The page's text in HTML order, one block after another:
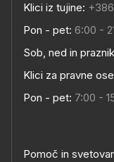
Klici iz tujine:
Pon - pet: 6:00 -
Sob, ned in
Klici za pravne
Pon - pet: 7:00 -
Pomoč in